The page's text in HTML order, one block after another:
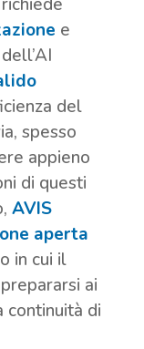
e
del
spesso
appieno
di questi
AVIS
aperta
in cui il
ai
continuità di